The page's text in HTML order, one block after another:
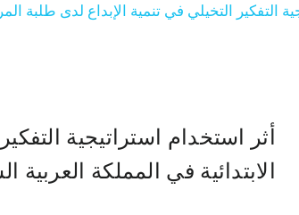
التفكير التخيلي في تنمية الإبداع لدى طلبة
أثر استخدام استراتيجية
الابتدائية في المملكة العربية